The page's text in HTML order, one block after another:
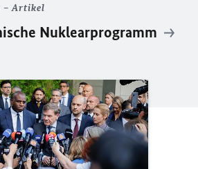
Artikel
Nuklearprogramm